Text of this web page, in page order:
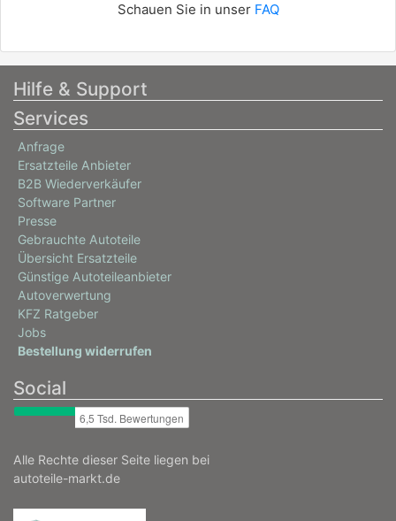
Schauen Sie in unser FAQ
Hilfe & Support
Services
Anfrage
Ersatzteile Anbieter
B2B Wiederverkäufer
Software Partner
Presse
Gebrauchte Autoteile
Übersicht Ersatzteile
Günstige Autoteileanbieter
Autoverwertung
KFZ Ratgeber
Jobs
Bestellung widerrufen
Social
Alle Rechte dieser Seite liegen bei
autoteile-markt.de